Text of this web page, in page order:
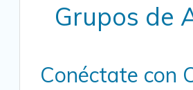
Grupos de
Conéctate con